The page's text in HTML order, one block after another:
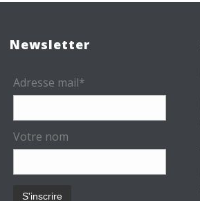
Newsletter
Adresse mail*
Votre nom